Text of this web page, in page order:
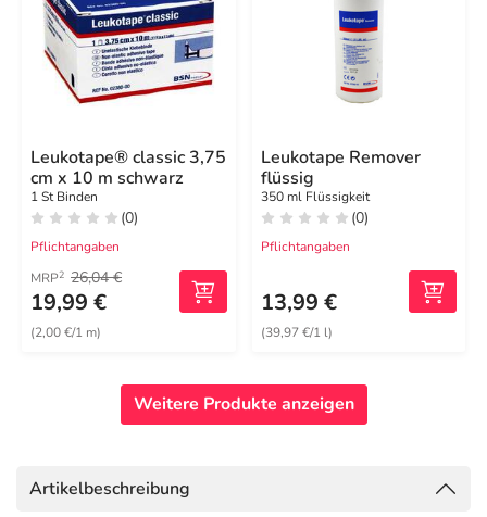
Leukotape® classic 3,75
cm x 10 m schwarz
1 St Binden
(0)
Pflichtangaben
MRP2 26,04 €
19,99 €
(2,00 €/1 m)
Leukotape Remover
flüssig
350 ml Flüssigkeit
(0)
Pflichtangaben
13,99 €
(39,97 €/1 l)
Weitere Produkte anzeigen
Artikelbeschreibung